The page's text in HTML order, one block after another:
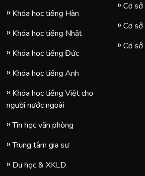
Khóa học tiếng Hàn
Khóa học tiếng Nhật
Khóa học tiếng Đức
Khóa học tiếng Anh
Khóa học tiếng Việt cho
người nước ngoài
Tin học văn phòng
Trung tâm gia sư
Du học & XKLD
Cơ
Cơ sở
Cơ